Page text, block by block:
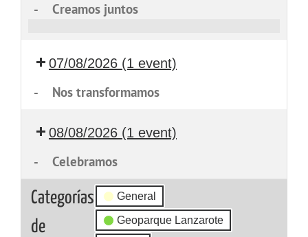
- Creamos juntos
07/08/2026 (1 event)
- Nos transformamos
08/08/2026 (1 event)
- Celebramos
Categorías
de
General
Geoparque Lanzarote